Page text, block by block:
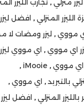
منزلي ,تجارب الليزر
الليزر المنزلي , افضل
اي مووي , ليزر ومضات لا
اي مووي , اي مووي ليزر
اي مووي ,
iMooie
,
بالتبريد , اي مووي ,
بالليزر المنزلي , افضل